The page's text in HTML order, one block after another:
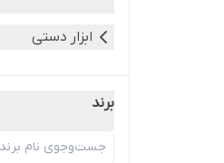
ابزار دستی
برند